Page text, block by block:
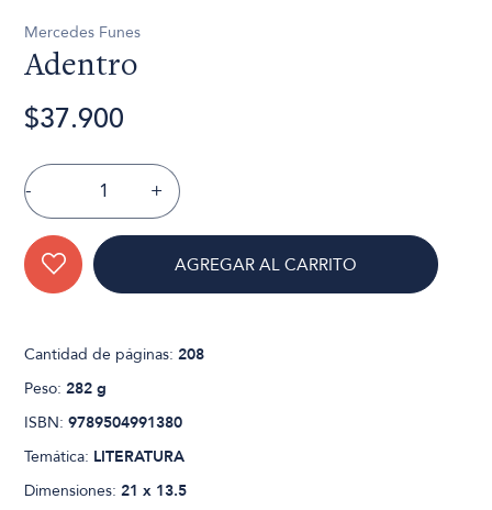
Mercedes Funes
Adentro
$37.900
- +
AGREGAR AL CARRITO
Cantidad de páginas:208
Peso:282 g
ISBN:9789504991380
Temática: LITERATURA
Dimensiones:21 x 13.5